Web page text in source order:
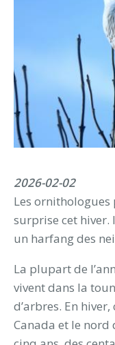
2026-02-02
Les
surprise cet
un harfang des
La plupart de
vivent dans la
d’arbres. En
Canada et le nord